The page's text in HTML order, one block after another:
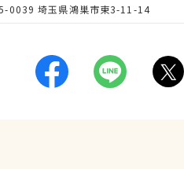
0039 埼玉県鴻巣市東3-11-14